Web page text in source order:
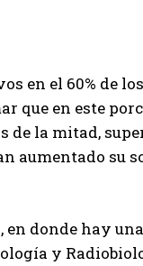
en el 60% de
que en este
de la mitad,
aumentado su
donde hay
y